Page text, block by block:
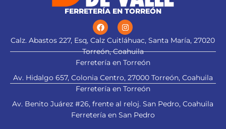
FERRETERÍA EN TORREÓN
Calz. Abastos 227, Esq, Calz Cuitláhuac, Santa María, 27020
Torreón, Coahuila
Ferretería en Torreón
Av. Hidalgo 657, Colonia Centro, 27000 Torreón, Coahuila
Ferretería en Torreón
Av. Benito Juárez #26, frente al reloj. San Pedro, Coahuila
Ferretería en San Pedro